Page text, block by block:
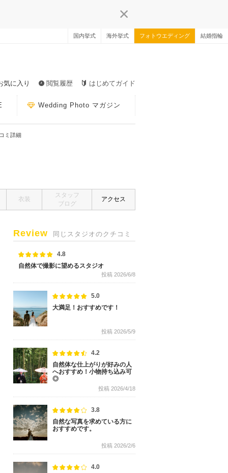
国内挙式 海外挙式 フォトウエディング 結婚指輪
気に入り 閲覧履歴 はじめてガイド
Wedding Photo マガジン
ミ詳細
衣装
スタッフ
ブログ
アクセス
Review 同じスタジオのクチコミ
4.8
自然体で撮影に望めるスタジオ
投稿 2026/6/8
5.0
大満足！おすすめです！
投稿 2026/5/9
4.2
自然体な仕上がりが好みの人
へおすすめ！小物持ち込み可
◎
投稿 2026/4/18
3.8
自然な写真を求めている方に
おすすめです。
投稿 2026/2/6
4.0